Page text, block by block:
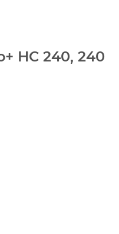
HC 240, 240